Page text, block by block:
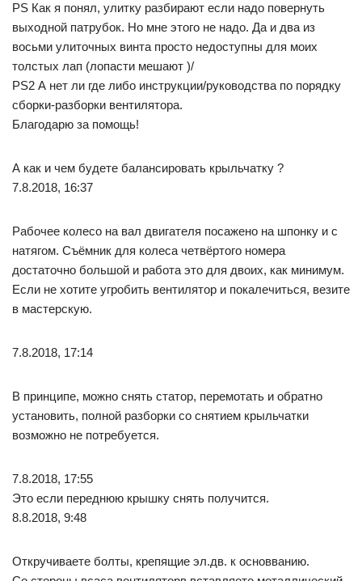
PS Как я понял, улитку разбирают если надо повернуть
выходной патрубок. Но мне этого не надо. Да и два из
восьми улиточных винта просто недоступны для моих
толстых лап (лопасти мешают )/
PS2 А нет ли где либо инструкции/руководства по порядку
сборки-разборки вентилятора.
Благодарю за помощь!
А как и чем будете балансировать крыльчатку ?
7.8.2018, 16:37
Рабочее колесо на вал двигателя посажено на шпонку и с
натягом. Съёмник для колеса четвёртого номера
достаточно большой и работа это для двоих, как минимум.
Если не хотите угробить вентилятор и покалечиться, везите
в мастерскую.
7.8.2018, 17:14
В принципе, можно снять статор, перемотать и обратно
установить, полной разборки со снятием крыльчатки
возможно не потребуется.
7.8.2018, 17:55
Это если переднюю крышку снять получится.
8.8.2018, 9:48
Откручиваете болты, крепящие эл.дв. к основванию.